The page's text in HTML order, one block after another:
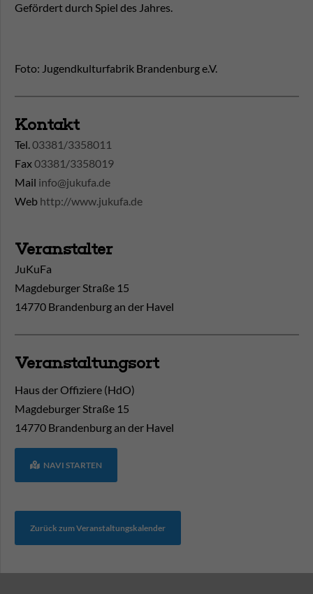
Gefördert durch Spiel des Jahres.
Foto: Jugendkulturfabrik Brandenburg e.V.
Kontakt
Tel.03381/3358011
Fax03381/3358019
Mail info@jukufa.de
Web http://www.jukufa.de
Veranstalter
JuKuFa
Magdeburger Straße 15
14770 Brandenburg an der Havel
Veranstaltungsort
Haus der Offiziere (HdO)
Magdeburger Straße 15
14770 Brandenburg an der Havel
NAVI STARTEN
Zurück zum Veranstaltungskalender